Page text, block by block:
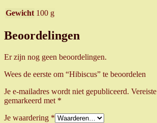
Gewicht 100 g
Beoordelingen
Er zijn nog geen beoordelingen.
Wees de eerste om “Hibiscus” te beoordelen
Je e-mailadres wordt niet gepubliceerd.
gemarkeerd met *
Je waardering *